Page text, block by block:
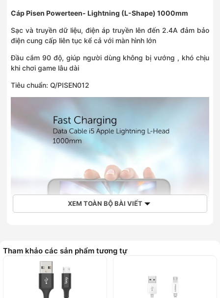
Cáp Pisen Powerteen- Lightning (L-Shape) 1000mm
Sạc và truyền dữ liệu, điện áp truyền lên đến 2.4A đảm bảo
điện cung cấp liên tục kể cả với màn hình lớn
Đầu cắm 90 độ, giúp người dùng không bị vướng , khó chịu
khi chơi game lâu dài
Tiêu chuẩn: Q/PISEN012
XEM TOÀN BỘ BÀI VIẾT
Tham khảo các sản phẩm tương tự